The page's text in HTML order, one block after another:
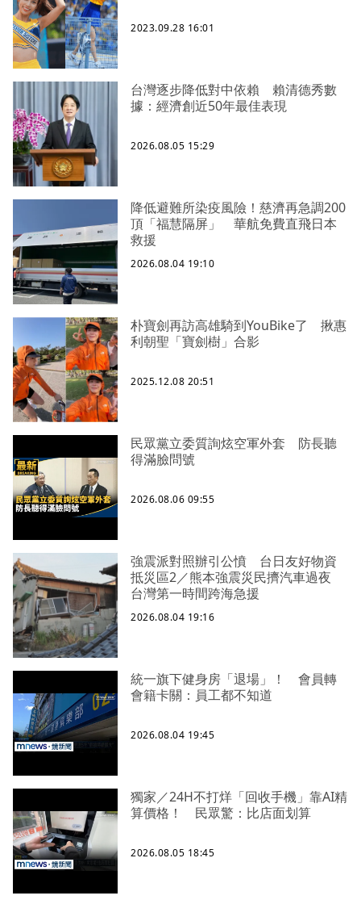
2023.09.28 16:01
台灣逐步降低對中依賴 賴清德秀數
據：經濟創近50年最佳表現
2026.08.05 15:29
降低避難所染疫風險！慈濟再急調200
頂「福慧隔屏」 華航免費直飛日本
救援
2026.08.04 19:10
朴寶劍再訪高雄騎到YouBike了 揪惠
利朝聖「寶劍樹」合影
2025.12.08 20:51
民眾黨立委質詢炫空軍外套 防長聽
得滿臉問號
2026.08.06 09:55
強震派對照辦引公憤 台日友好物資
抵災區2／熊本強震災民擠汽車過夜
台灣第一時間跨海急援
2026.08.04 19:16
統一旗下健身房「退場」！ 會員轉
會籍卡關：員工都不知道
2026.08.04 19:45
獨家／24H不打烊「回收手機」靠AI精
算價格！ 民眾驚：比店面划算
2026.08.05 18:45